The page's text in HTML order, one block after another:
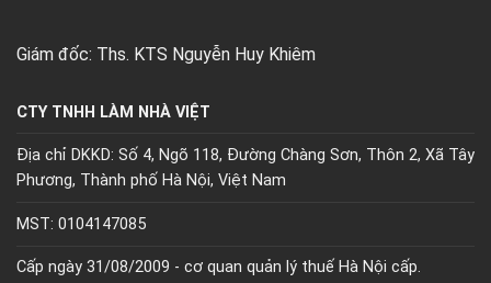
Giám đốc: Ths. KTS Nguyễn Huy Khiêm
CTY TNHH LÀM NHÀ VIỆT
Địa chỉ DKKD: Số 4, Ngõ 118, Đường Chàng Sơn, Thôn 2, Xã Tây
Phương, Thành phố Hà Nội, Việt Nam
MST: 0104147085
Cấp ngày 31/08/2009 - cơ quan quản lý thuế Hà Nội cấp.